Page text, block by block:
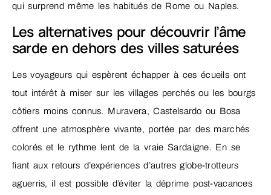
qui surprend même les habitués de Rome ou Naples.
Les alternatives pour découvrir l’âme
sarde en dehors des villes saturées
Les voyageurs qui espèrent échapper à ces écueils ont
tout intérêt à miser sur les villages perchés ou les bourgs
côtiers moins connus. Muravera, Castelsardo ou Bosa
offrent une atmosphère vivante, portée par des marchés
colorés et le rythme lent de la vraie Sardaigne. En se
fiant aux retours d’expériences d’autres globe-trotteurs
aguerris, il est possible d’éviter la déprime post-vacances